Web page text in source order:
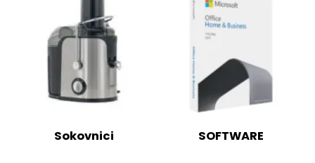
Sokovnici SOFTWARE